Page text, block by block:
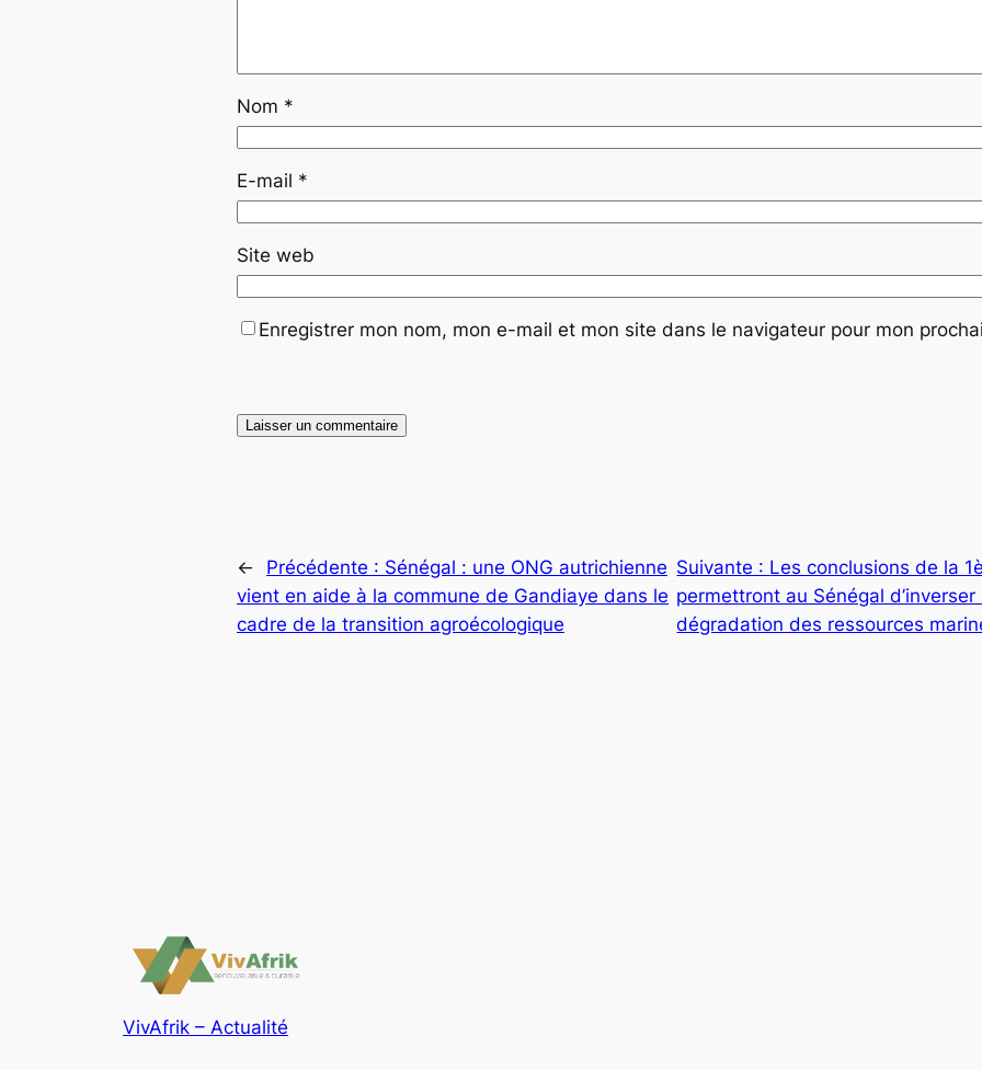
Nom *
E-mail *
Site web
Enregistrer mon nom, mon e-mail et mon site dans le navigateur pour mon
← Précédente : Sénégal : une ONG autrichienne
vient en aide à la commune de Gandiaye dans le
cadre de la transition agroécologique
Suivante : Les conclusions de la
permettront au Sénégal
dégradation des ressources
VivAfrik – Actualité